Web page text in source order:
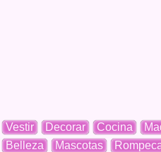
Vestir Decorar Cocina
Belleza
Mascotas